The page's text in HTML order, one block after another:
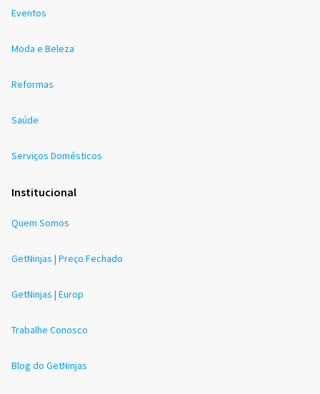
Eventos
Moda e Beleza
Reformas
Saúde
Serviços Domésticos
Institucional
Quem Somos
GetNinjas | Preço Fechado
GetNinjas | Europ
Trabalhe Conosco
Blog do GetNinjas